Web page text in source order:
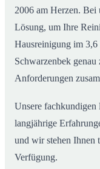
2006 am Herzen. Bei
Lösung, um Ihre
Hausreinigung im
Schwarzenbek
Anforderungen
Unsere fachkundigen
langjährige
und wir stehen Ihnen
Verfügung.